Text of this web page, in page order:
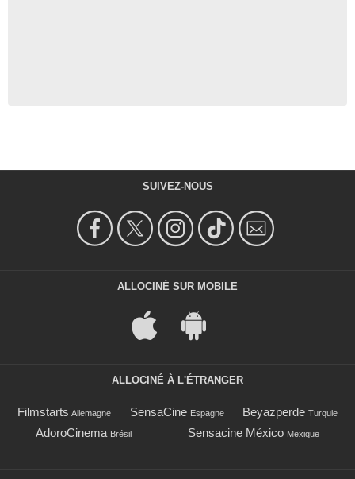
SUIVEZ-NOUS
ALLOCINÉ SUR MOBILE
ALLOCINÉ À L'ÉTRANGER
Filmstarts Allemagne SensaCine Espagne Beyazperde Turquie
AdoroCinema Brésil Sensacine México Mexique